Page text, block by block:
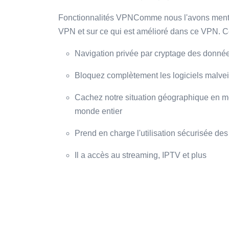
Fonctionnalités VPNComme nous l'avons
VPN et sur ce qui est amélioré dans ce VPN.
Navigation privée par cryptage des
Bloquez complètement les logiciels
Cachez notre situation géographique en
monde entier
Prend en charge l'utilisation sécurisée
Il a accès au streaming, IPTV et plus